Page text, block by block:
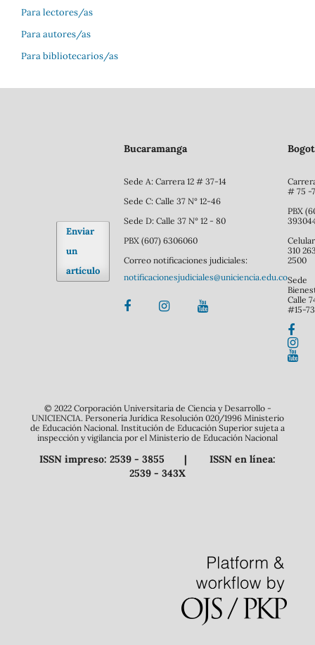
Para lectores/as
Para autores/as
Para bibliotecarios/as
Enviar
un
artículo
Bucaramanga
Sede A: Carrera 12 # 37-14
Sede C: Calle 37 N° 12-46
Sede D: Calle 37 N° 12 - 80
PBX (607) 6306060
Correo notificaciones judiciales:
notificacionesjudiciales@uniciencia.edu.co
# 75 -
PBX
310
2500
Sede
Calle
#15-73
© 2022 Corporación Universitaria de Ciencia y Desarrollo -
UNICIENCIA. Personería Jurídica Resolución 020/1996 Ministerio
de Educación Nacional. Institución de Educación Superior sujeta a
inspección y vigilancia por el Ministerio de Educación Nacional
ISSN impreso: 2539 - 3855 | ISSN en línea:
2539 - 343X